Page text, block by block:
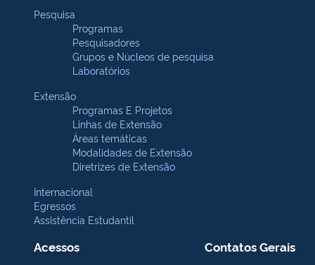
Pesquisa
Programas
Pesquisadores
Grupos e Núcleos de pesquisa
Laboratórios
Extensão
Programas E Projetos
Linhas de Extensão
Áreas temáticas
Modalidades de Extensão
Diretrizes de Extensão
Internacional
Egressos
Assistência Estudantil
Acessos Contatos Gerais